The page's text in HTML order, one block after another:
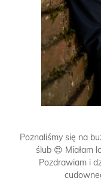
Poznaliśmy się na
ślub 😍 Miałam
Pozdrawiam i